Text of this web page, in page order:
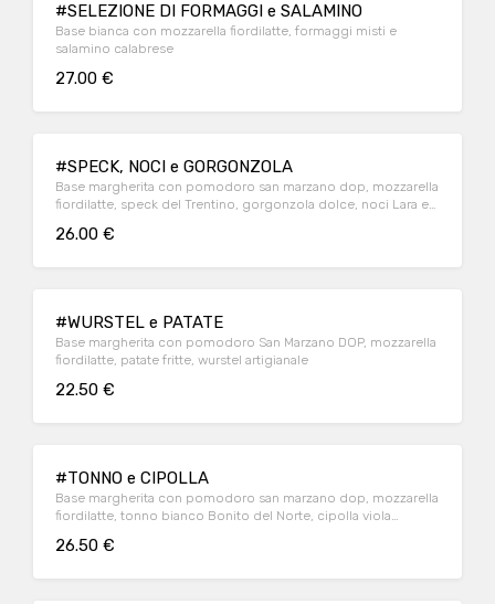
#SELEZIONE DI FORMAGGI e SALAMINO
Base bianca con mozzarella fiordilatte, formaggi misti e
salamino calabrese
27.00 €
#SPECK, NOCI e GORGONZOLA
Base margherita con pomodoro san marzano dop, mozzarella
fiordilatte, speck del Trentino, gorgonzola dolce, noci Lara e
26.00 €
#WURSTEL e PATATE
Base margherita con pomodoro San Marzano DOP, mozzarella
fiordilatte, patate fritte, wurstel artigianale
22.50 €
#TONNO e CIPOLLA
Base margherita con pomodoro san marzano dop, mozzarella
fiordilatte, tonno bianco Bonito del Norte, cipolla viola
26.50 €